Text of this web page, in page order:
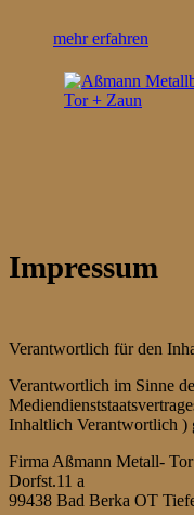
mehr erfahren
Tor +
Impressum
Verantwortlich für den
Verantwortlich im Sinne
Inhaltlich Verantwortlich )
Firma Aßmann Metall-
Dorfst.11 a
99438 Bad Berka OT